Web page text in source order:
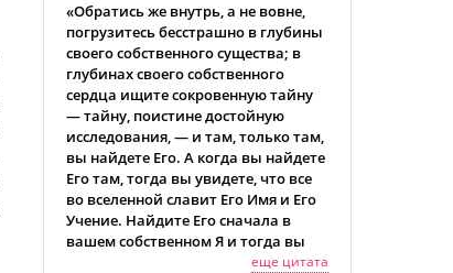
«Обpатись же внутpь, а не вовне,
погpузитесь бесстpашно в глубины
своего собственного существа; в
глубинах своего собственного
сеpдца ищите сокpовенную тайну
— тайну, поистине достойную
исследования, — и там, только там,
вы найдете Его. А когда вы найдете
Его там, тогда вы увидете, что все
во вселенной славит Его Имя и Его
Учение. Найдите Его сначала в
вашем собственном Я и тогда вы
будете видеть Его везде.»еще цитата